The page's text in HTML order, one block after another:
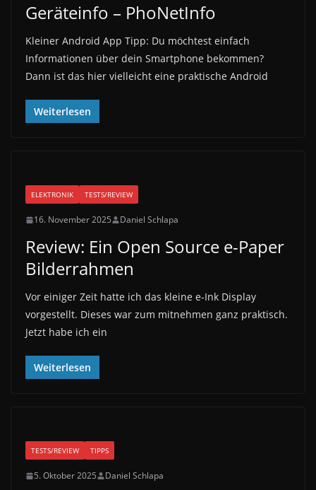
Geräteinfo – PhoNetInfo
Kleiner Android App Tipp: Du möchtest einfach
Informationen über dein Smartphone bekommen?
Dann ist das hier vielleicht eine praktische Android
Weiterlesen
ELEKTRONIK TESTS/REVIEW
16. November 2025 Daniel Schlapa
Review: Ein Open Source e-Paper
Bilderrahmen
Vor einiger Zeit hatte ich das kleine e-Ink Display
vorgestellt. Dieses war zum mitnehmen ganz praktisch.
Jetzt habe ich ein
Weiterlesen
TESTS/REVIEW TIPPS
5. Oktober 2025 Daniel Schlapa